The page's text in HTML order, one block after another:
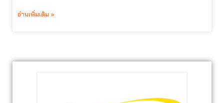
อ่านเพิ่มเติม »